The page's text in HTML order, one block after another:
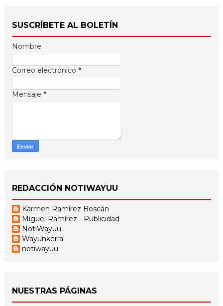
SUSCRÍBETE AL BOLETÍN
Nombre
Correo electrónico *
Mensaje *
REDACCIÓN NOTIWAYUU
Karmen Ramírez Boscán
Miguel Ramírez - Publicidad
NotiWayuu
Wayunkerra
notiwayuu
NUESTRAS PÁGINAS